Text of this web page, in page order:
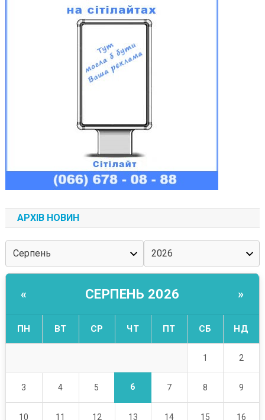
АРХІВ НОВИН
« СЕРПЕНЬ 2026 »
ПН ВТ СР ЧТ ПТ СБ НД
1 2
3 4 5 6 7 8 9
10 11 12 13 14 15 16